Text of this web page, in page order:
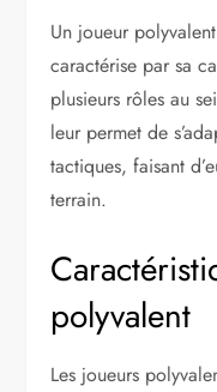
Un joueur
caractérise par sa
plusieurs rôles au
leur permet de
tactiques, faisant
terrain.
polyvalent
Les joueurs